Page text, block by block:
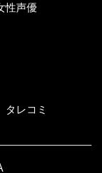
性声優
タレコミ